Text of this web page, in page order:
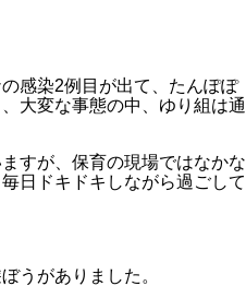
感染2例目が出て、たんぽぽ
大変な事態の中、ゆり組は通
すが、保育の現場ではなかな
日ドキドキしながら過ごして
うがありました。